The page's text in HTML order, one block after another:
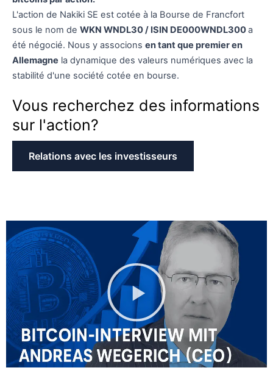
L'action de Nakiki SE est cotée à la Bourse de Francfort
sous le nom de WKN WNDL30 / ISIN DE000WNDL300a
été négocié. Nous y associons en tant que premier en
Allemagne la dynamique des valeurs numériques avec la
stabilité d'une société cotée en bourse.
Vous recherchez des informations
sur l'action?
Relations avec les investisseurs